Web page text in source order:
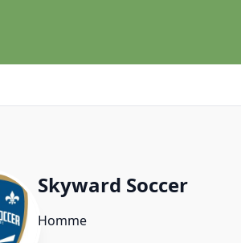
Skyward Soccer
Homme